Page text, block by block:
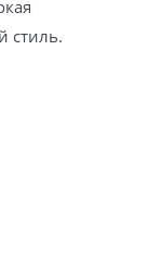
стиль.